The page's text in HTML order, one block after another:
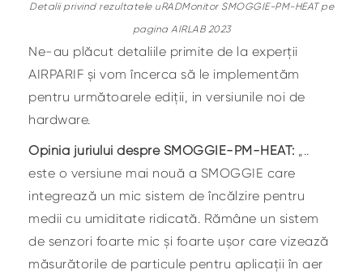
Detalii privind rezultatele uRADMonitor SMOGGIE-PM-HEAT pe
pagina AIRLAB 2023
Ne-au plăcut detaliile primite de la experții
AIRPARIF și vom încerca să le implementăm
pentru următoarele ediții, in versiunile noi de
hardware.
Opinia juriului despre SMOGGIE-PM-HEAT: „..
este o versiune mai nouă a SMOGGIE care
integrează un mic sistem de încălzire pentru
medii cu umiditate ridicată. Rămâne un sistem
de senzori foarte mic și foarte ușor care vizează
măsurătorile de particule pentru aplicații în aer